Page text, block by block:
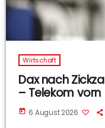
Wirtschaft
Dax nach
– Telekom vorn
today 6 August 2026